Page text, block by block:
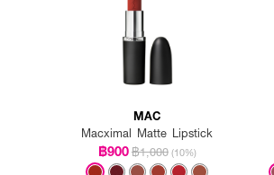
MAC
Macximal Matte Lipstick
฿900฿1,000 (10%)